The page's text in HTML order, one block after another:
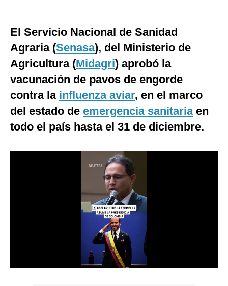
Mundo
EEUU
México
España
Internacional
Gestión TV
El Servicio Nacional de Sanidad
Agraria (Senasa), del Ministerio de
Agricultura (Midagri) aprobó la
vacunación de pavos de engorde
contra la influenza aviar, en el marco
del estado de emergencia sanitariaen
todo el país hasta el 31 de diciembre.